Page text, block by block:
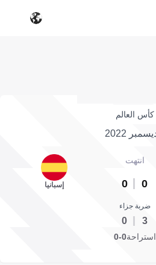
كأس العالم
انتهت
0
0
ضربة جزاء
3
0
إسبانيا
استراحة0-0